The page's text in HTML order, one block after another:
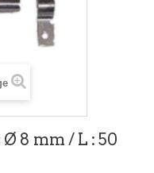
8 mm / L : 50